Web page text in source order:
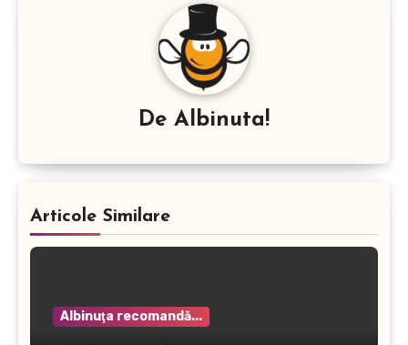
De Albinuta!
Articole Similare
Albinuţa recomandă...